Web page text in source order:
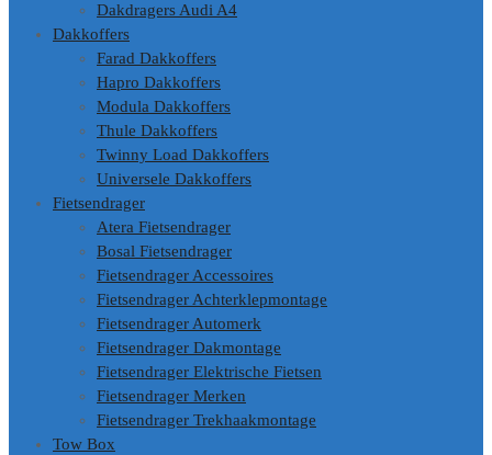
Dakdragers Audi A4
Dakkoffers
Farad Dakkoffers
Hapro Dakkoffers
Modula Dakkoffers
Thule Dakkoffers
Twinny Load Dakkoffers
Universele Dakkoffers
Fietsendrager
Atera Fietsendrager
Bosal Fietsendrager
Fietsendrager Accessoires
Fietsendrager Achterklepmontage
Fietsendrager Automerk
Fietsendrager Dakmontage
Fietsendrager Elektrische Fietsen
Fietsendrager Merken
Fietsendrager Trekhaakmontage
Tow Box